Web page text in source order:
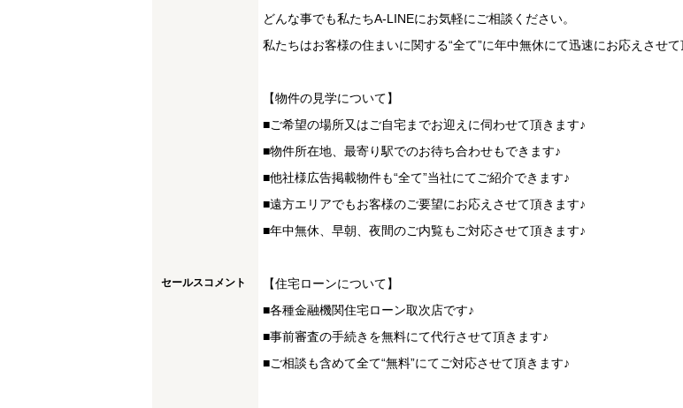
セールスコメント
どんな事でも私たちA-LINEにお気軽にご相談ください。
私たちはお客様の住まいに関する“全て”に年中無休にて迅速にお応えさせて
【物件の見学について】
■ご希望の場所又はご自宅までお迎えに伺わせて頂きます♪
■物件所在地、最寄り駅でのお待ち合わせもできます♪
■他社様広告掲載物件も“全て”当社にてご紹介できます♪
■遠方エリアでもお客様のご要望にお応えさせて頂きます♪
■年中無休、早朝、夜間のご内覧もご対応させて頂きます♪
【住宅ローンについて】
■各種金融機関住宅ローン取次店です♪
■事前審査の手続きを無料にて代行させて頂きます♪
■ご相談も含めて全て“無料”にてご対応させて頂きます♪